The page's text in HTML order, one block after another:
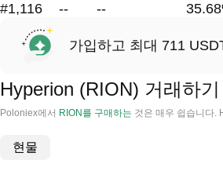
#1,116 -- -- 35.68
가입하고 최대 711
Hyperion (RION) 거래하기
Poloniex에서 RION를 구매하는 것은 매우 쉽습니다.
현물